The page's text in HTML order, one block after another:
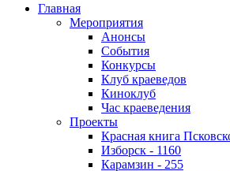
Главная
Мероприятия
Анонсы
События
Конкурсы
Клуб краеведов
Киноклуб
Час краеведения
Проекты
Красная книга
Изборск - 1160
Карамзин - 255